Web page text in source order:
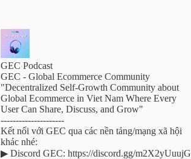
GEC Podcast
GEC - Global Ecommerce Community
"Decentralized Self-Growth Community about
Global Ecommerce in Viet Nam Where Every
User Can Share, Discuss, and Grow"
---------------------
Kết nối với GEC qua các nền tảng/mạng xã hội
khác nhé:
▶︎ Discord GEC: https://discord.gg/m2X2yUuujG